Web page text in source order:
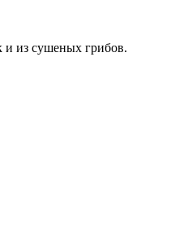
и из сушеных грибов.